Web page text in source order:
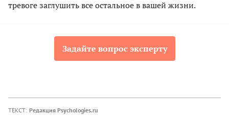
тревоге заглушить все остальное в вашей жизни.
Задайте вопрос эксперту
ТЕКСТ: Редакция Psychologies.ru